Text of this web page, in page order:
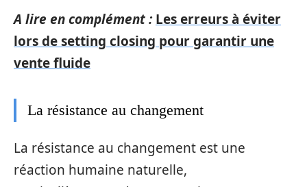
A lire en complément : Les erreurs à éviter
lors de setting closing pour garantir une
vente fluide
La résistance au changement
La résistance au changement est une
réaction humaine naturelle,